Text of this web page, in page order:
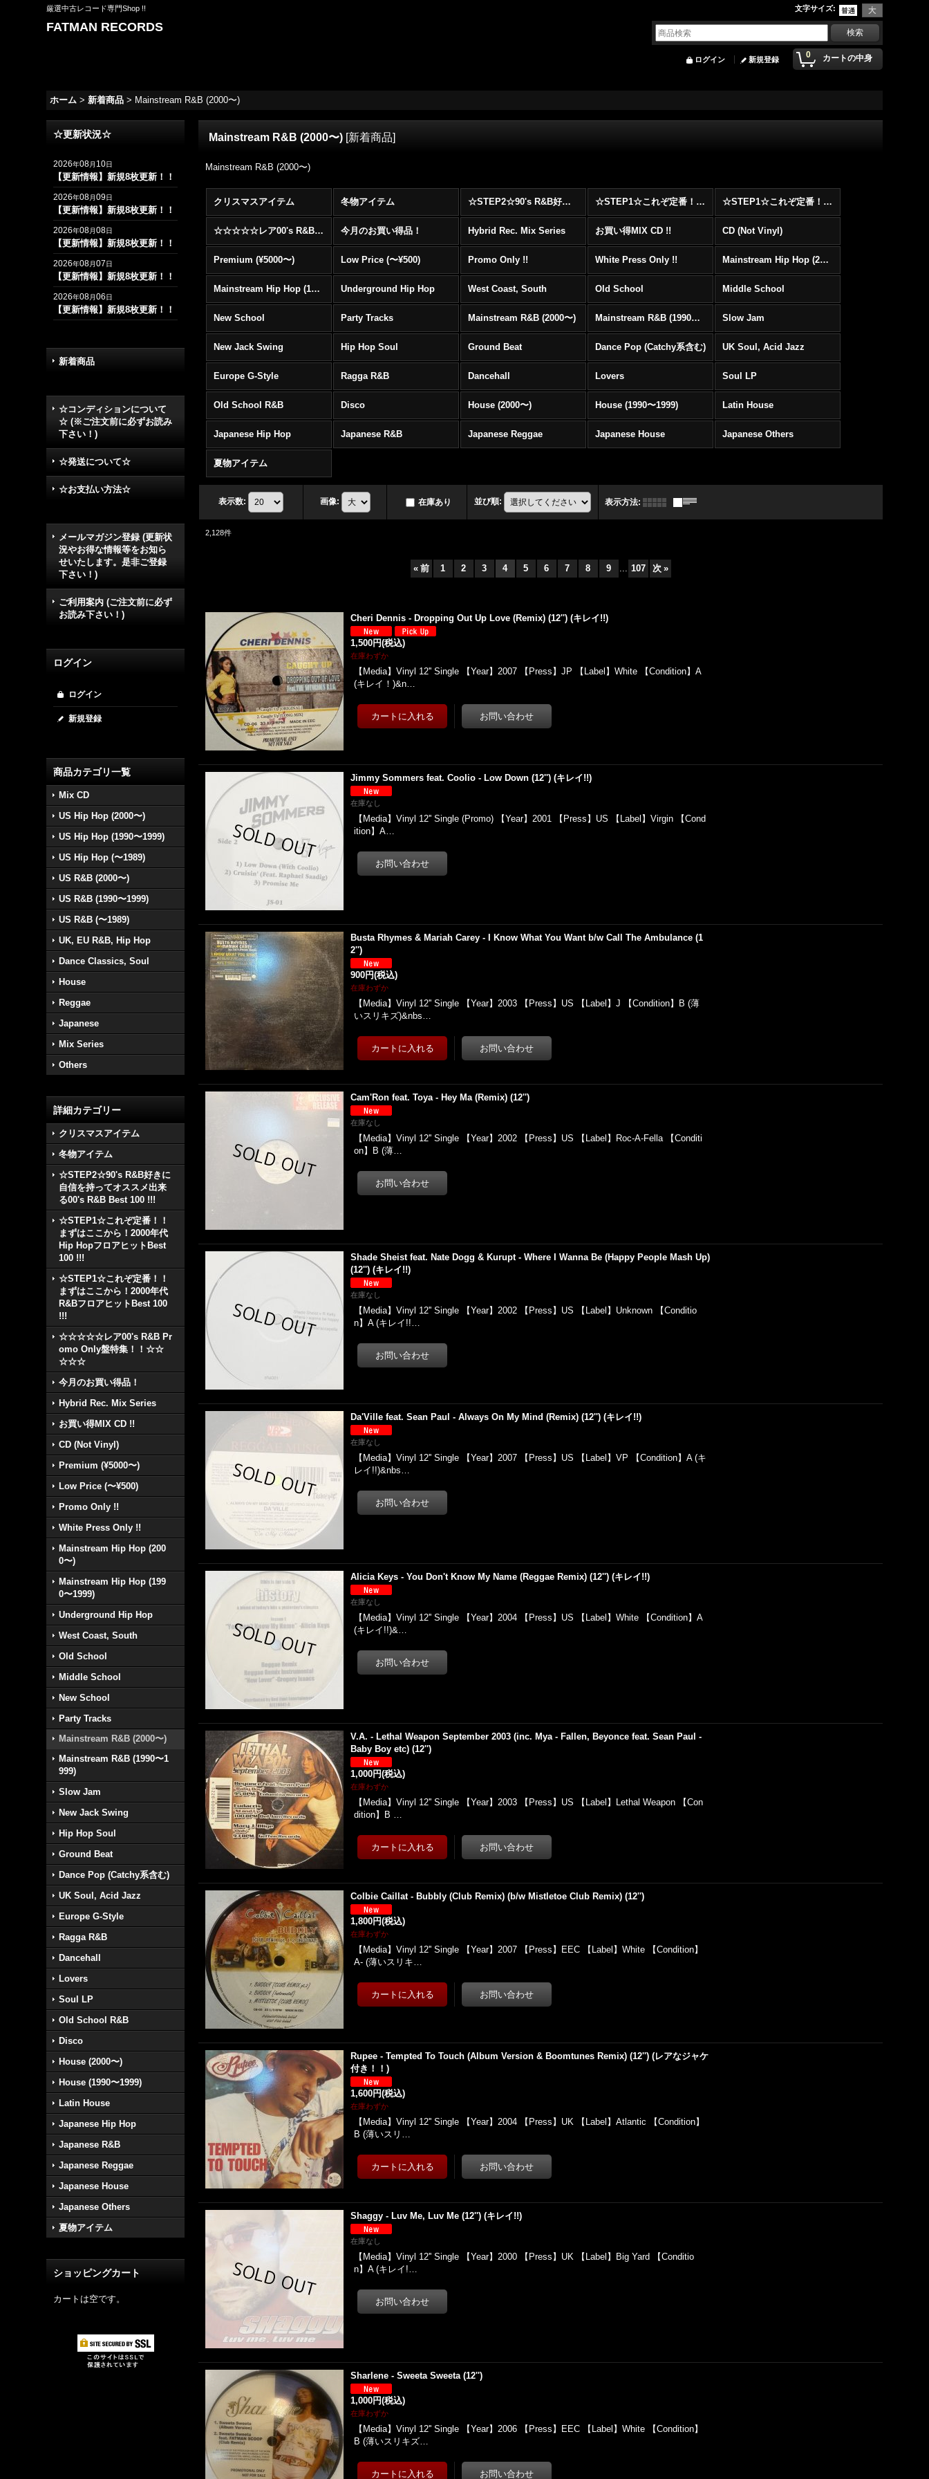
厳選中古レコード専門Shop !! 文字サイズ:
FATMAN RECORDS
0 カートの中身
ログイン 新規登録
ホーム > 新着商品 > Mainstream R&B (2000〜)
☆更新状況☆
2026年08月 10日
【更新情報】新規8枚更新！！
2026年08月09日
【更新情報】新規8枚更新！！
2026年08月08日
【更新情報】新規8枚更新！！
2026年08月07日
【更新情報】新規8枚更新！！
2026年08月06日
【更新情報】新規8枚更新！！
新着商品
☆コンディションについて
☆ (※ご注文前に必ずお読み
下さい！)
☆発送について☆
☆お支払い方法☆
メールマガジン登録 (更新状
況やお得な情報等をお知ら
せいたします。是非ご登録
下さい！)
ご利用案内 (ご注文前に必ず
お読み下さい！)
ログイン
ログイン
新規登録
商品カテゴリ一覧
Mix CD
US Hip Hop (2000〜)
US Hip Hop (1990〜1999)
US Hip Hop (〜1989)
US R&B (2000〜)
US R&B (1990〜1999)
US R&B (〜1989)
UK, EU R&B, Hip Hop
Dance Classics, Soul
House
Reggae
Japanese
Mix Series
Others
詳細カテゴリー
クリスマスアイテム
冬物アイテム
☆STEP2☆90's R&B好きに
自信を持ってオススメ出来
る00's R&B Best 100 !!!
☆STEP1☆これぞ定番！！
まずはここから！2000年代
Hip HopフロアヒットBest
100 !!!
☆STEP1☆これぞ定番！！
まずはここから！2000年代
R&BフロアヒットBest 100
!!!
☆☆☆☆☆レア00's R&B Pr
omo Only盤特集！！☆☆
☆☆☆
今月のお買い得品！
Hybrid Rec. Mix Series
お買い得MIX CD !!
CD (Not Vinyl)
Premium (¥5000〜)
Low Price (〜¥500)
Promo Only !!
White Press Only !!
Mainstream Hip Hop (200
0〜)
Mainstream Hip Hop (199
0〜1999)
Underground Hip Hop
West Coast, South
Old School
Middle School
New School
Party Tracks
Mainstream R&B (2000〜)
Mainstream R&B (1990〜1
999)
Slow Jam
New Jack Swing
Hip Hop Soul
Ground Beat
Dance Pop (Catchy系含む)
UK Soul, Acid Jazz
Europe G-Style
Ragga R&B
Dancehall
Lovers
Soul LP
Old School R&B
Disco
House (2000〜)
House (1990〜1999)
Latin House
Japanese Hip Hop
Japanese R&B
Japanese Reggae
Japanese House
Japanese Others
夏物アイテム
ショッピングカート
カートは空です。
Mainstream R&B (2000〜) [新着商品]
Mainstream R&B (2000〜)
クリスマスアイテム 冬物アイテム ☆STEP2☆90's R&B好きに自信を持ってオススメ出来る00's R&B Best 100 !!! ☆STEP1☆これぞ定番！！まずはここから！2000年代Hip HopフロアヒットBest 100 !!! ☆STEP1☆これぞ定番！！まずはここから！2000年代R&BフロアヒットBest 100 !!!
☆☆☆☆☆レア00's R&B Promo Only盤特集！！☆☆☆☆☆ 今月のお買い得品！ Hybrid Rec. Mix Series お買い得MIX CD !! CD (Not Vinyl)
Premium (¥5000〜) Low Price (〜¥500) Promo Only !! White Press Only !! Mainstream Hip Hop (2000〜)
Mainstream Hip Hop (1990〜1999) Underground Hip Hop West Coast, South Old School Middle School
New School Party Tracks Mainstream R&B (2000〜) Mainstream R&B (1990〜1999) Slow Jam
New Jack Swing Hip Hop Soul Ground Beat Dance Pop (Catchy系含む) UK Soul, Acid Jazz
Europe G-Style Ragga R&B Dancehall Lovers Soul LP
Old School R&B Disco House (2000〜) House (1990〜1999) Latin House
Japanese Hip Hop Japanese R&B Japanese Reggae Japanese House Japanese Others
夏物アイテム
表示数: 画像: 在庫あり 並び順: 表示方法:
2,128件
« 前 1 2 3 4 5 6 7 8 9 ... 107 次 »
Cheri Dennis - Dropping Out Up Love (Remix) (12'') (キレイ!!)
1,500円(税込)
在庫わずか
【Media】Vinyl 12'' Single 【Year】2007 【Press】JP 【Label】White 【Condition】A
(キレイ！)&n…
Jimmy Sommers feat. Coolio - Low Down (12'') (キレイ!!)
在庫なし
【Media】Vinyl 12'' Single (Promo) 【Year】2001 【Press】US 【Label】Virgin 【Cond
ition】A…
Busta Rhymes & Mariah Carey - I Know What You Want b/w Call The Ambulance (1
2'')
900円(税込)
在庫わずか
【Media】Vinyl 12'' Single 【Year】2003 【Press】US 【Label】J 【Condition】B (薄
いスリキズ)&nbs…
Cam'Ron feat. Toya - Hey Ma (Remix) (12'')
在庫なし
【Media】Vinyl 12'' Single 【Year】2002 【Press】US 【Label】Roc-A-Fella 【Conditi
on】B (薄…
Shade Sheist feat. Nate Dogg & Kurupt - Where I Wanna Be (Happy People Mash Up)
(12'') (キレイ!!)
在庫なし
【Media】Vinyl 12'' Single 【Year】2002 【Press】US 【Label】Unknown 【Conditio
n】A (キレイ!!…
Da'Ville feat. Sean Paul - Always On My Mind (Remix) (12'') (キレイ!!)
在庫なし
【Media】Vinyl 12'' Single 【Year】2007 【Press】US 【Label】VP 【Condition】A (キ
レイ!!)&nbs…
Alicia Keys - You Don't Know My Name (Reggae Remix) (12'') (キレイ!!)
在庫なし
【Media】Vinyl 12'' Single 【Year】2004 【Press】US 【Label】White 【Condition】A
(キレイ!!)&…
V.A. - Lethal Weapon September 2003 (inc. Mya - Fallen, Beyonce feat. Sean Paul -
Baby Boy etc) (12'')
1,000円(税込)
在庫わずか
【Media】Vinyl 12'' Single 【Year】2003 【Press】US 【Label】Lethal Weapon 【Con
dition】B …
Colbie Caillat - Bubbly (Club Remix) (b/w Mistletoe Club Remix) (12'')
1,800円(税込)
在庫わずか
【Media】Vinyl 12'' Single 【Year】2007 【Press】EEC 【Label】White 【Condition】
A- (薄いスリキ…
Rupee - Tempted To Touch (Album Version & Boomtunes Remix) (12'') (レアなジャケ
付き！！)
1,600円(税込)
在庫わずか
【Media】Vinyl 12'' Single 【Year】2004 【Press】UK 【Label】Atlantic 【Condition】
B (薄いスリ…
Shaggy - Luv Me, Luv Me (12'') (キレイ!!)
在庫なし
【Media】Vinyl 12'' Single 【Year】2000 【Press】UK 【Label】Big Yard 【Conditio
n】A (キレイ!…
Sharlene - Sweeta Sweeta (12'')
1,000円(税込)
在庫わずか
【Media】Vinyl 12'' Single 【Year】2006 【Press】EEC 【Label】White 【Condition】
B (薄いスリキズ…